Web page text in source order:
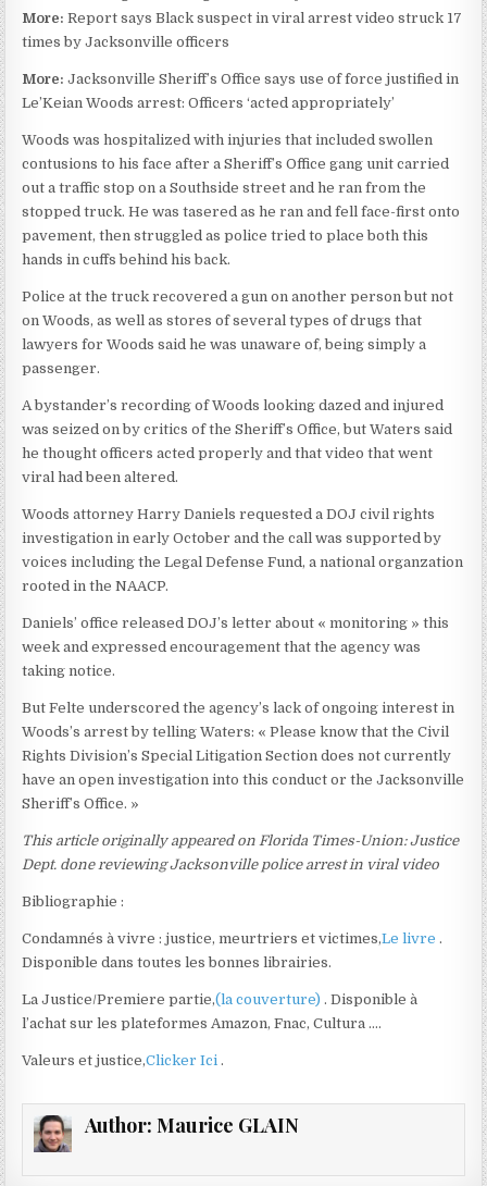
More:Report says Black suspect in viral arrest video struck 17
times by Jacksonville officers
More:Jacksonville Sheriff’s Office says use of force justified in
Le’Keian Woods arrest: Officers ‘acted appropriately’
Woods was hospitalized with injuries that included swollen
contusions to his face after a Sheriff’s Office gang unit carried
out a traffic stop on a Southside street and he ran from the
stopped truck. He was tasered as he ran and fell face-first onto
pavement, then struggled as police tried to place both this
hands in cuffs behind his back.
Police at the truck recovered a gun on another person but not
on Woods, as well as stores of several types of drugs that
lawyers for Woods said he was unaware of, being simply a
passenger.
A bystander’s recording of Woods looking dazed and injured
was seized on by critics of the Sheriff’s Office, but Waters said
he thought officers acted properly and that video that went
viral had been altered.
Woods attorney Harry Daniels requested a DOJ civil rights
investigation in early October and the call was supported by
voices including the Legal Defense Fund, a national organzation
rooted in the NAACP.
Daniels’ office released DOJ’s letter about « monitoring » this
week and expressed encouragement that the agency was
taking notice.
But Felte underscored the agency’s lack of ongoing interest in
Woods’s arrest by telling Waters: « Please know that the Civil
Rights Division’s Special Litigation Section does not currently
have an open investigation into this conduct or the Jacksonville
Sheriff’s Office. »
This article originally appeared on Florida Times-Union: Justice
Dept. done reviewing Jacksonville police arrest in viral video
Bibliographie :
Condamnés à vivre : justice, meurtriers et victimes,Le livre .
Disponible dans toutes les bonnes librairies.
La Justice/Premiere partie,(la couverture) . Disponible à
l’achat sur les plateformes Amazon, Fnac, Cultura ….
Valeurs et justice,Clicker Ici .
Author: Maurice GLAIN